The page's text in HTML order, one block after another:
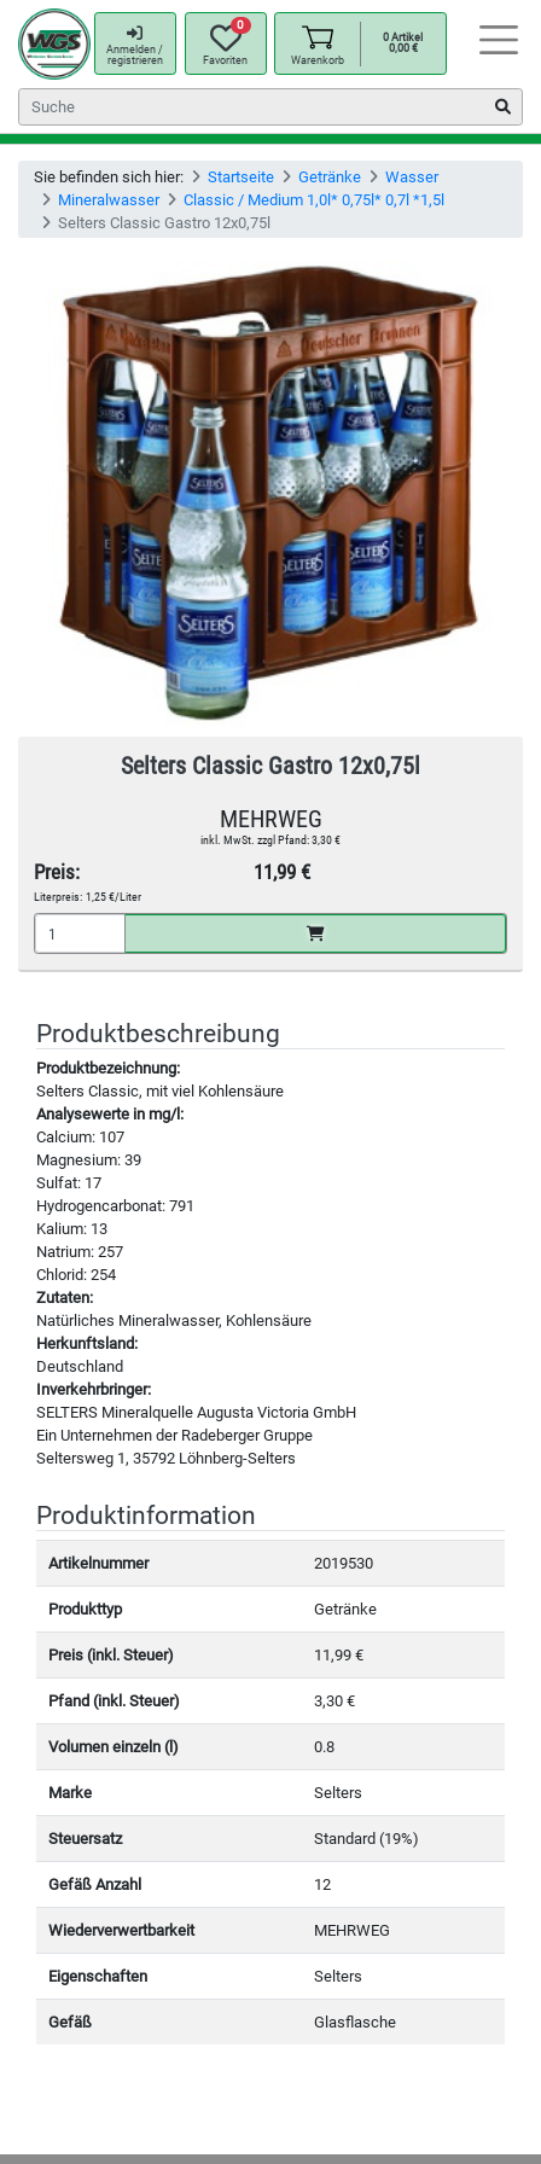
Anmelden /
registrieren
0
Favoriten Warenkorb
0Artikel
0,00 €
Sie befinden sich hier: Startseite Getränke
Wasser
Mineralwasser
Classic / Medium 1,0l* 0,75l* 0,7l *1,5l
Selters Classic Gastro 12x0,75l
Selters Classic Gastro 12x0,75l
MEHRWEG
inkl. MwSt. zzgl Pfand: 3,30 €
Preis: 11,99 €
Literpreis: 1,25 €/Liter
Produktbeschreibung
Produktbezeichnung:
Selters Classic, mit viel Kohlensäure
Analysewerte in mg/l:
Calcium: 107
Magnesium: 39
Sulfat: 17
Hydrogencarbonat: 791
Kalium: 13
Natrium: 257
Chlorid: 254
Zutaten:
Natürliches Mineralwasser, Kohlensäure
Herkunftsland:
Deutschland
Inverkehrbringer:
SELTERS Mineralquelle Augusta Victoria GmbH
Ein Unternehmen der Radeberger Gruppe
Seltersweg 1, 35792 Löhnberg-Selters
Produktinformation
Artikelnummer 2019530
Produkttyp Getränke
Preis (inkl. Steuer) 11,99 €
Pfand (inkl. Steuer) 3,30 €
Volumen einzeln (l) 0.8
Marke Selters
Steuersatz Standard (19%)
Gefäß Anzahl 12
Wiederverwertbarkeit MEHRWEG
Eigenschaften Selters
Gefäß Glasflasche